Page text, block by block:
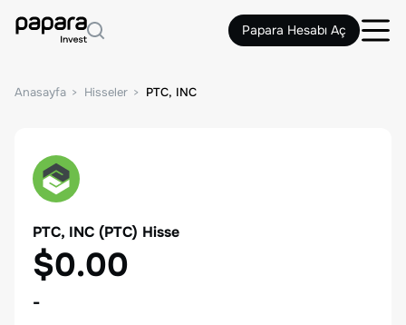
Papara Hesabı Aç
Anasayfa Hisseler PTC, INC
PTC, INC (PTC) Hisse
$0.00
-